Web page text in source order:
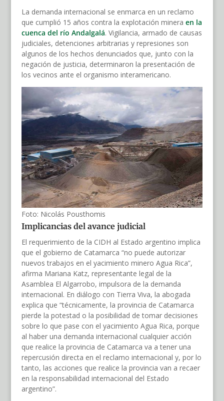
La demanda internacional se enmarca en un reclamo
que cumplió 15 años contra la explotación minera en la
cuenca del río Andalgalá. Vigilancia, armado de causas
judiciales, detenciones arbitrarias y represiones son
algunos de los hechos denunciados que, junto con la
negación de justicia, determinaron la presentación de
los vecinos ante el organismo interamericano.
Foto: Nicolás Pousthomis
Implicancias del avance judicial
El requerimiento de la CIDH al Estado argentino implica
que el gobierno de Catamarca “no puede autorizar
nuevos trabajos en el yacimiento minero Agua Rica”,
afirma Mariana Katz, representante legal de la
Asamblea El Algarrobo, impulsora de la demanda
internacional. En diálogo con Tierra Viva, la abogada
explica que “técnicamente, la provincia de Catamarca
pierde la potestad o la posibilidad de tomar decisiones
sobre lo que pase con el yacimiento Agua Rica, porque
al haber una demanda internacional cualquier acción
que realice la provincia de Catamarca va a tener una
repercusión directa en el reclamo internacional y, por lo
tanto, las acciones que realice la provincia van a recaer
en la responsabilidad internacional del Estado
argentino”.